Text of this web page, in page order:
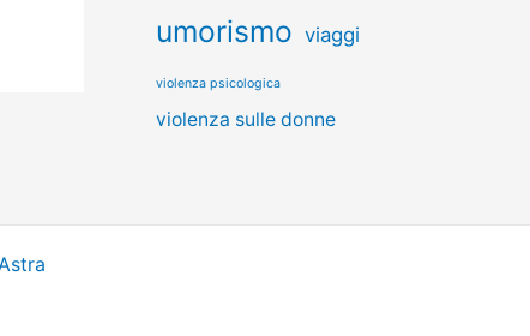
umorismo viaggi
violenza psicologica
violenza sulle donne